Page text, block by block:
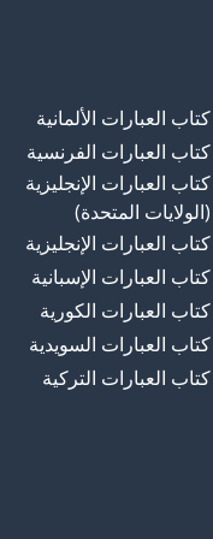
كتاب العبارات الألمانية
كتاب العبارات الفرنسية
كتاب العبارات الإنجليزية
(الولايات المتحدة)
كتاب العبارات الإنجليزية
كتاب العبارات الإسبانية
كتاب العبارات الكورية
كتاب العبارات السويدية
كتاب العبارات التركية